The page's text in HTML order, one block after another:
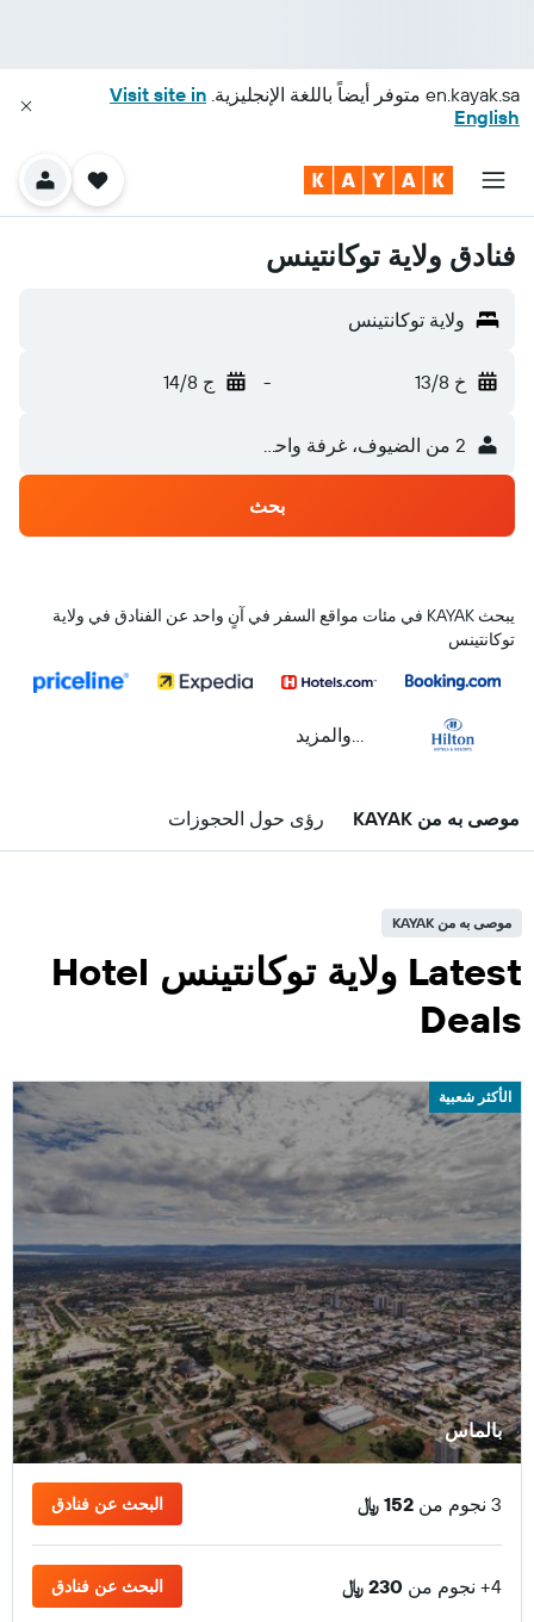
en.kayak.sa متوفر أيضاً باللغة الإنجليزية. Visit site in
English
فنادق ولاية توكانتينس
ولاية توكانتينس
خ 13/8 - ج 14/8
2 من الضيوف، غرفة واحدة
بحث
يبحث KAYAK في مئات مواقع السفر في آنٍ واحد عن الفنادق في ولاية
توكانتينس
...والمزيد
موصى به من KAYAK رؤى حول الحجوزات
موصى به من KAYAK
Latest ولاية توكانتينس Hotel
Deals
الأكثر شعبية
بالماس
3 نجوم من 152 ﷼ البحث عن فنادق
4+ نجوم من 230 ﷼ البحث عن فنادق